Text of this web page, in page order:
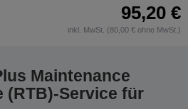
95,20 €
inkl. MwSt. (80,00 € ohne MwSt.)
Maintenance
(RTB)-Service für